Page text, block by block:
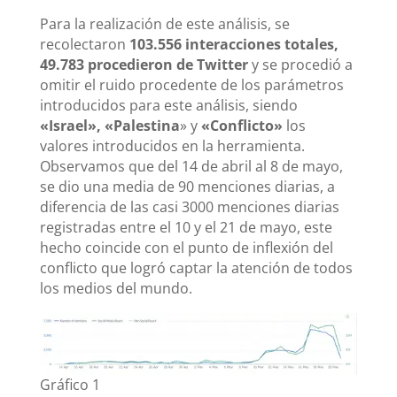
Para la realización de este análisis, se
recolectaron 103.556 interacciones totales,
49.783 procedieron de Twittery se procedió a
omitir el ruido procedente de los parámetros
introducidos para este análisis, siendo
«Israel», «Palestina» y«Conflicto» los
valores introducidos en la herramienta.
Observamos que del 14 de abril al 8 de mayo,
se dio una media de 90 menciones diarias, a
diferencia de las casi 3000 menciones diarias
registradas entre el 10 y el 21 de mayo, este
hecho coincide con el punto de inflexión del
conflicto que logró captar la atención de todos
los medios del mundo.
Gráfico 1